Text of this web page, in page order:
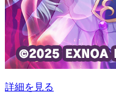
詳細を見る